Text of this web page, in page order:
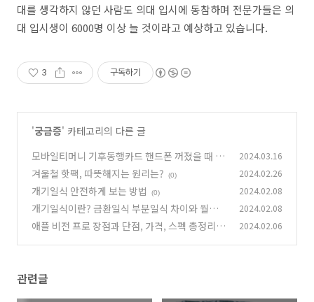
대를 생각하지 않던 사람도 의대 입시에 동참하며 전문가들은 의
대 입시생이 6000명 이상 늘 것이라고 예상하고 있습니다.
3 구독하기
'궁금증' 카테고리의 다른 글
모바일티머니 기후동행카드 핸드폰 꺼졌을 때 사
용 가능할까?
(0)
2024.03.16
겨울철 핫팩, 따뜻해지는 원리는? (0) 2024.02.26
개기일식 안전하게 보는 방법 (0) 2024.02.08
개기일식이란? 금환일식 부분일식 차이와 월식
과의 차이점 (0)
2024.02.08
애플 비전 프로 장점과 단점, 가격, 스펙 총정리 2024.02.06
관련글